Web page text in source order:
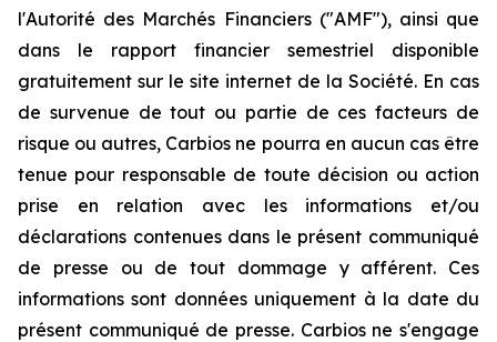
l'Autorité des Marchés Financiers ("AMF"), ainsi que
dans le rapport financier semestriel disponible
gratuitement sur le site internet de la Société. En cas
de survenue de tout ou partie de ces facteurs de
risque ou autres, Carbios ne pourra en aucun cas être
tenue pour responsable de toute décision ou action
prise en relation avec les informations et/ou
déclarations contenues dans le présent communiqué
de presse ou de tout dommage y afférent. Ces
informations sont données uniquement à la date du
présent communiqué de presse. Carbios ne s'engage